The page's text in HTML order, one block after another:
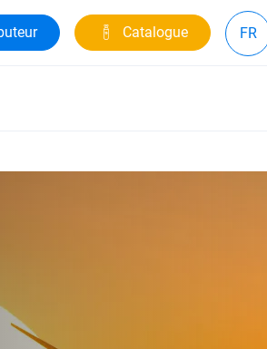
Catalogue FR